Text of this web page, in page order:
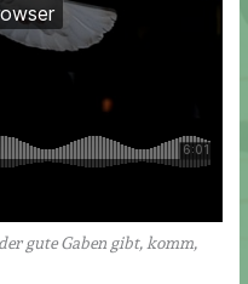
gute Gaben gibt, komm,